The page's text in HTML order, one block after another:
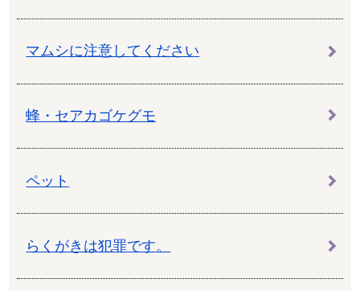
マムシに注意してください
蜂・セアカゴケグモ
ペット
らくがきは犯罪です。